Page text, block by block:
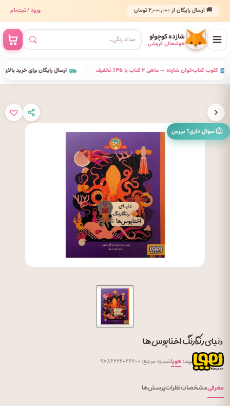
🚚 ارسال رایگان از ۲٬۰۰۰٬۰۰۰ تومان ورود / ثبت‌نام
شازده کوچولو
خوشحالی فروشی
ارسال رایگان برای خرید بالای • کلوب کتاب‌خوان شازده — ماهی ۲ کتاب با ۳۵٪ تخفیف •
سوال داری؟ بپرس
دنیای رنگارنگ اختاپوس ها
برند: هوپاشماره مرجع: ۹۷۸۶۲۲۲۰۴۶۲۰۰
معرفیمشخصاتنظراتپرسش‌ها